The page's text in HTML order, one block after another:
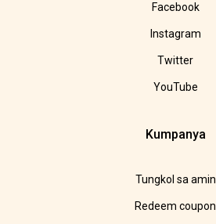
Facebook
Instagram
Twitter
YouTube
Kumpanya
Tungkol sa amin
Redeem coupon